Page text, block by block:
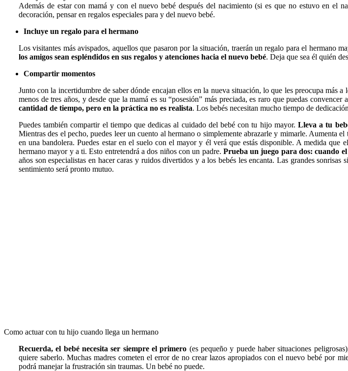
Además de estar con mamá y con el nuevo bebé después del nacimiento (si es que no estuvo en el
decoración, pensar en regalos especiales para y del nuevo bebé.
Incluye un regalo para el hermano
Los visitantes más avispados, aquellos que pasaron por la situación, traerán un regalo para el hermano
los amigos sean espléndidos en sus regalos y atenciones hacia el nuevo bebé. Deja que sea él quién
Compartir momentos
Junto con la incertidumbre de saber dónde encajan ellos en la nueva situación, lo que les preocupa más
menos de tres años, y desde que la mamá es su “posesión” más preciada, es raro que puedas
cantidad de tiempo, pero en la práctica no es realista. Los bebés necesitan mucho tiempo de
Puedes también compartir el tiempo que dedicas al cuidado del bebé con tu hijo mayor. Lleva a tu
Mientras des el pecho, puedes leer un cuento al hermano o simplemente abrazarle y mimarle. Aumenta
en una bandolera. Puedes estar en el suelo con el mayor y él verá que estás disponible. A medida que
hermano mayor y a ti. Esto entretendrá a dos niños con un padre. Prueba un juego para dos: cuando
años son especialistas en hacer caras y ruidos divertidos y a los bebés les encanta. Las grandes
sentimiento será pronto mutuo.
Como actuar con tu hijo cuando llega un hermano
Recuerda, el bebé necesita ser siempre el primero (es pequeño y puede haber situaciones
quiere saberlo. Muchas madres cometen el error de no crear lazos apropiados con el nuevo bebé por
podrá manejar la frustración sin traumas. Un bebé no puede.